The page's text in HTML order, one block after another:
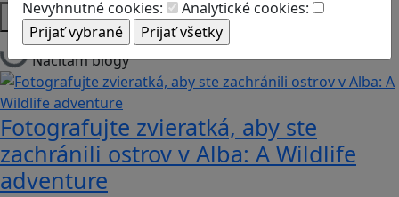
Nevyhnutné cookies:
Analytické cookies:
Platformy
Načítam blogy
Fotografujte zvieratká, aby ste
zachránili ostrov v Alba: A Wildlife
adventure